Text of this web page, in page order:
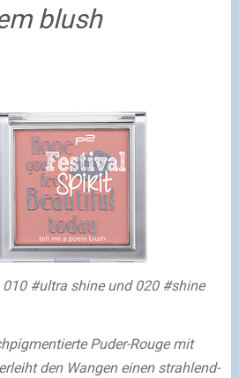
blush
010 #ultra shine und 020 #shine
Puder-Rouge mit
den Wangen einen strahlend-